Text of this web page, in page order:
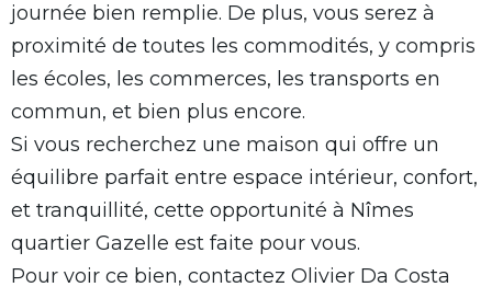
journée bien remplie. De plus, vous serez à
proximité de toutes les commodités, y compris
les écoles, les commerces, les transports en
commun, et bien plus encore.
Si vous recherchez une maison qui offre un
équilibre parfait entre espace intérieur, confort,
et tranquillité, cette opportunité à Nîmes
quartier Gazelle est faite pour vous.
Pour voir ce bien, contactez Olivier Da Costa